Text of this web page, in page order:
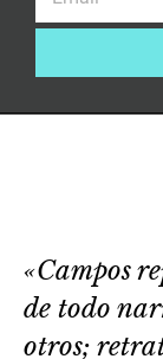
«Campos
de todo
otros;